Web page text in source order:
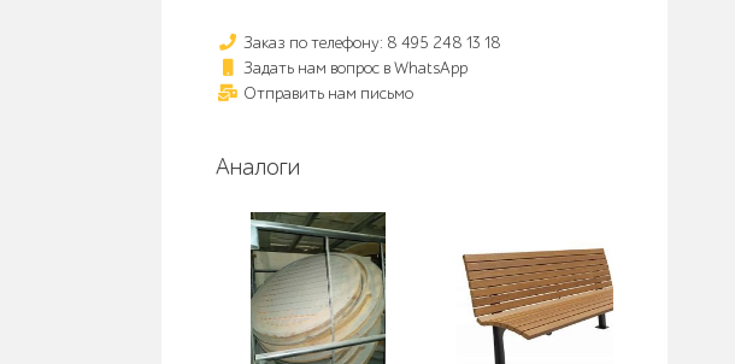
Заказ по телефону: 8 495 248 13 18
Задать нам вопрос в WhatsApp
Отправить нам письмо
Аналоги